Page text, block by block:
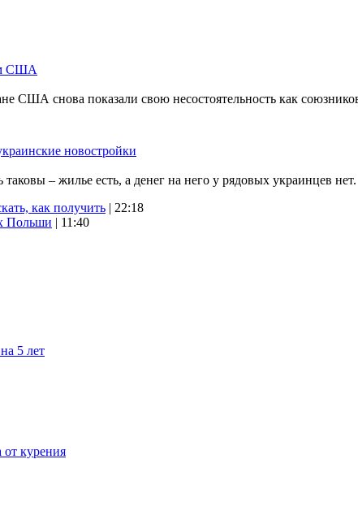
США
США снова показали свою несостоятельность как
новостройки
– жилье есть, а денег на него у рядовых украинцев нет.
как получить | 22:18
Польши | 11:40
5 лет
от курения